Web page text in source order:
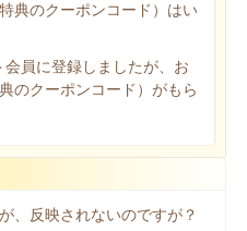
典のクーポンコード）はい
員に登録しましたが、お
のクーポンコード）がもら
、反映されないのですが？